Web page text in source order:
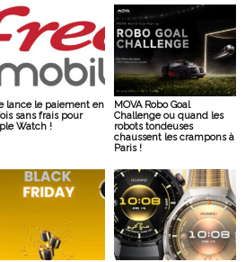
lance le paiement en
sans frais pour
Watch !
MOVA Robo Goal
Challenge ou quand les
robots tondeuses
chaussent les crampons à
Paris !